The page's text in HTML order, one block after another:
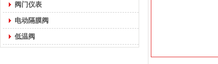
阀门仪表
电动隔膜阀
低温阀